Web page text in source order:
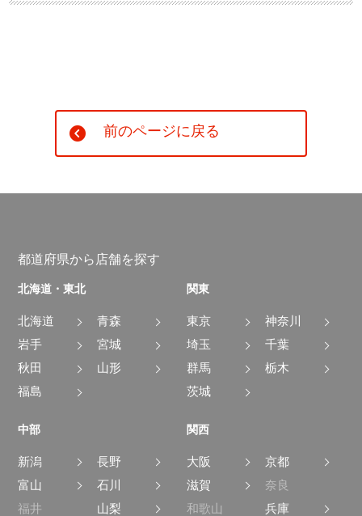
前のページに戻る
都道府県から店舗を探す
北海道・東北
北海道
青森
岩手
宮城
秋田
山形
福島
関東
東京
神奈川
埼玉
千葉
群馬
栃木
茨城
中部
新潟
長野
富山
石川
福井
山梨
関西
大阪
京都
滋賀
奈良
和歌山
兵庫